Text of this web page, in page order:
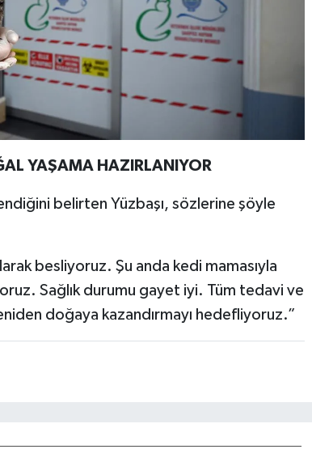
YAŞAMA HAZIRLANIYOR
belirten Yüzbaşı, sözlerine şöyle
besliyoruz. Şu anda kedi mamasıyla
Sağlık durumu gayet iyi. Tüm tedavi ve
doğaya kazandırmayı hedefliyoruz.”